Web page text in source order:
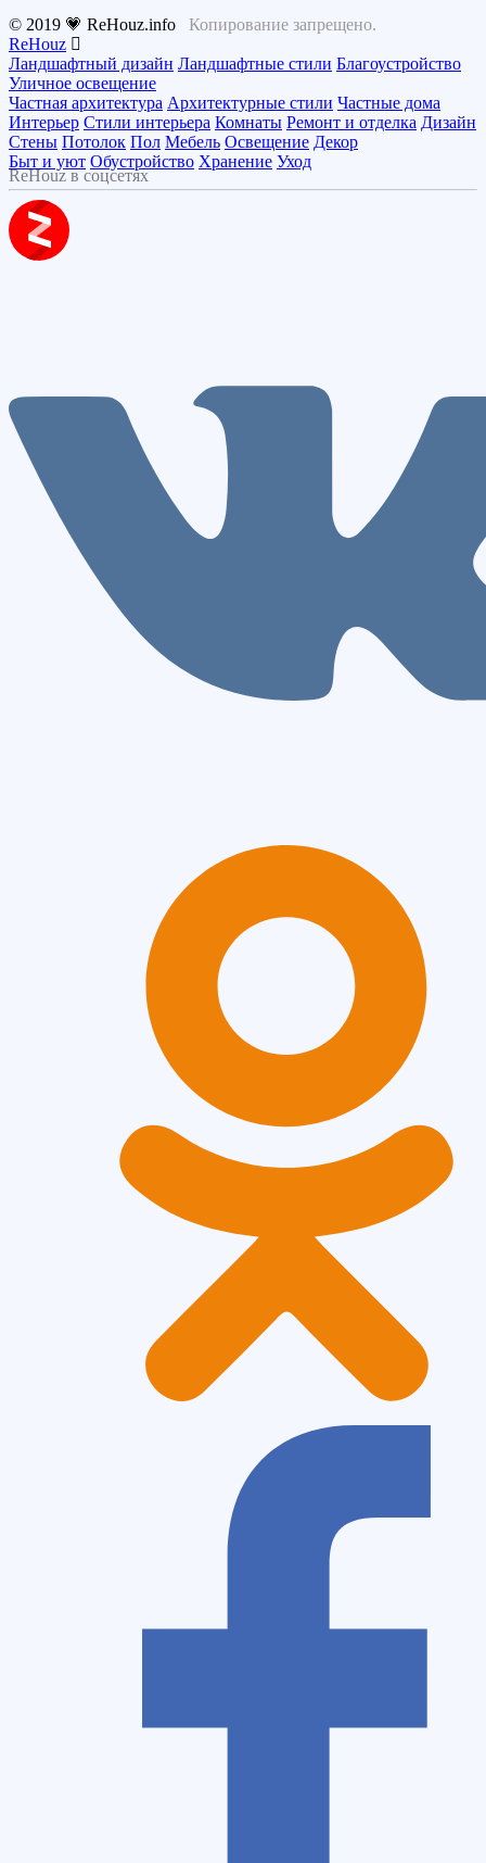
© 2019 💗 ReHouz.info Копирование запрещено.
ReHouz
Ландшафтный дизайн Ландшафтные стили Благоустройство
Уличное освещение
Частная архитектура Архитектурные стили Частные дома
Интерьер Стили интерьера Комнаты Ремонт и отделка Дизайн
Стены Потолок Пол Мебель Освещение Декор
Быт и уют Обустройство Хранение Уход
ReHouz в соцсетях